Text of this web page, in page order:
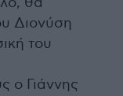
Διονύση
του
ο Γιάννης